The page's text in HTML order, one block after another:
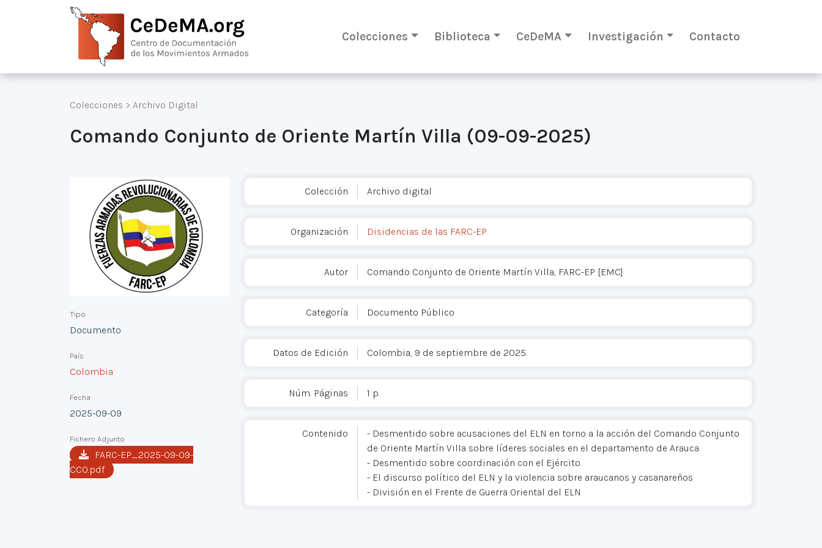
Colecciones Biblioteca CeDeMA Investigación Contacto
Colecciones > Archivo Digital
Comando Conjunto de Oriente Martín Villa (09-09-2025)
Tipo
Documento
País
Colombia
Fecha
2025-09-09
Fichero Adjunto
FARC-EP_2025-09-09-
CCO.pdf
Colección Archivo digital
Organización Disidencias de las FARC-EP
Autor Comando Conjunto de Oriente Martín Villa, FARC-EP [EMC]
Categoría Documento Público
Datos de Edición Colombia, 9 de septiembre de 2025.
Núm. Páginas 1 p.
Contenido
- Desmentido sobre acusaciones del ELN en torno a la acción del Comando Conjunto
de Oriente Martín Villa sobre líderes sociales en el departamento de Arauca
- Desmentido sobre coordinación con el Ejército
- El discurso político del ELN y la violencia sobre araucanos y casanareños
- División en el Frente de Guerra Oriental del ELN